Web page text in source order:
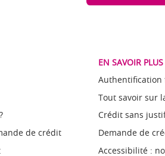
de crédit
EN SAVOIR PLUS
Authentification
Tout savoir sur
Crédit sans
Demande de
Accessibilité :